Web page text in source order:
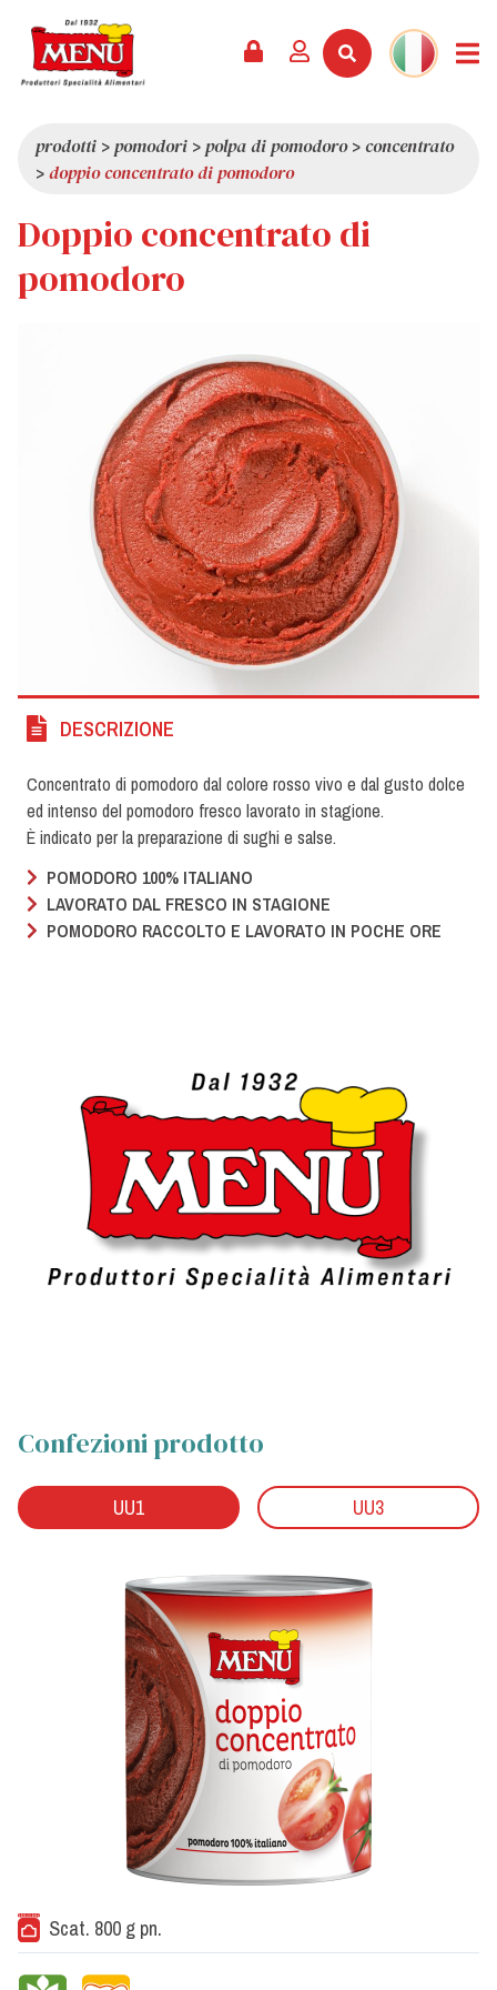
CATALOGO
SERVIZI
ULTIME NOVITÀ
PREMI
RASSEGNA STAMPA
CHI SIAMO
QUALITÀ
VALORI
CURIOSITÀ
prodotti >pomodori >polpa di pomodoro>concentrato
>doppio concentrato di pomodoro
Doppio concentrato di
pomodoro
DESCRIZIONE
Concentrato di pomodoro dal colore rosso vivo e dal gusto dolce
ed intenso del pomodoro fresco lavorato in stagione.
È indicato per la preparazione di sughi e salse.
POMODORO 100% ITALIANO
LAVORATO DAL FRESCO IN STAGIONE
POMODORO RACCOLTO E LAVORATO IN POCHE ORE
Confezioni prodotto
UU1 UU3
Scat. 800 g pn.